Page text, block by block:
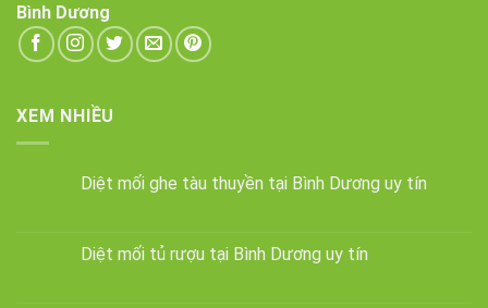
Bình Dương
XEM NHIỀU
Diệt mối ghe tàu thuyền tại Bình Dương uy tín
Diệt mối tủ rượu tại Bình Dương uy tín